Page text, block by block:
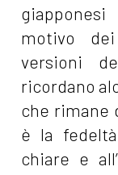
motivo
versioni
ricordano
che rimane
è la
chiare e